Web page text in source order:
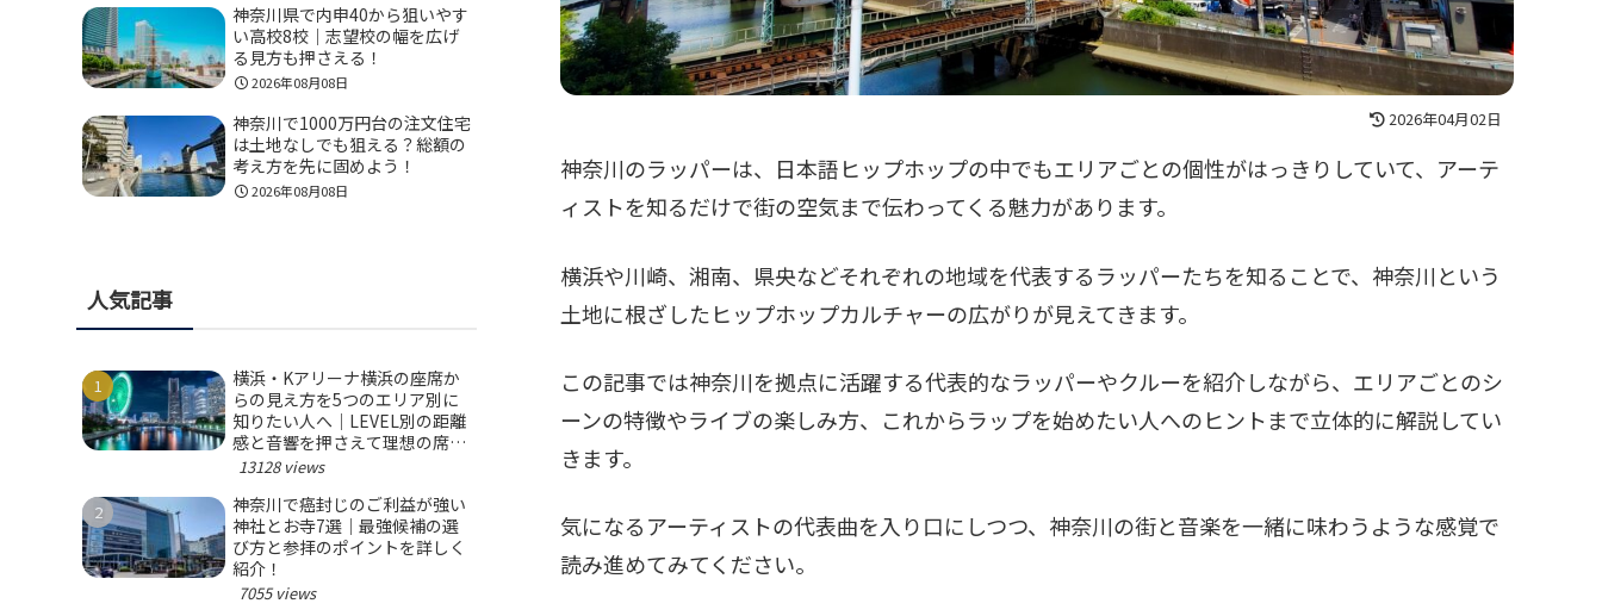
2026年04月02日
神奈川のラッパーは、日本語ヒップホップの中でもエリアごとの個性がはっきりしていて、アーテ
ィストを知るだけで街の空気まで伝わってくる魅力があります。
横浜や川崎、湘南、県央などそれぞれの地域を代表するラッパーたちを知ることで、神奈川という
土地に根ざしたヒップホップカルチャーの広がりが見えてきます。
この記事では神奈川を拠点に活躍する代表的なラッパーやクルーを紹介しながら、エリアごとのシ
ーンの特徴やライブの楽しみ方、これからラップを始めたい人へのヒントまで立体的に解説してい
きます。
気になるアーティストの代表曲を入り口にしつつ、神奈川の街と音楽を一緒に味わうような感覚で
読み進めてみてください。
神奈川県で内申40から狙いやす
い高校8校｜志望校の幅を広げ
る見方も押さえる！
2026年08月08日
神奈川で1000万円台の注文住宅
は土地なしでも狙える？総額の
考え方を先に固めよう！
2026年08月08日
人気記事
横浜・Kアリーナ横浜の座席か
らの見え方を5つのエリア別に
知りたい人へ｜LEVEL別の距離
感と音響を押さえて理想の席を
選ぼう！
13128 views
神奈川で癌封じのご利益が強い
神社とお寺7選｜最強候補の選
び方と参拝のポイントを詳しく
紹介！
7055 views